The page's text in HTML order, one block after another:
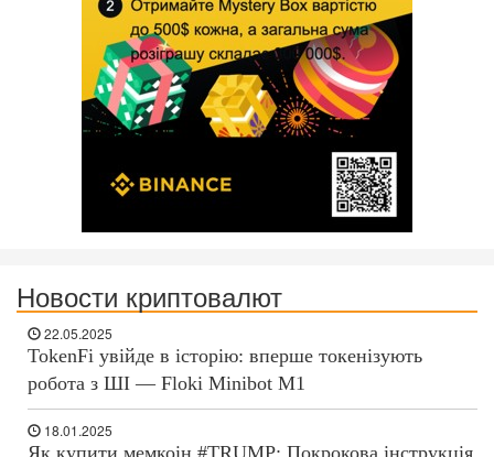
Новости криптовалют
22.05.2025
TokenFi увійде в історію: вперше токенізують
робота з ШІ — Floki Minibot M1
18.01.2025
Як купити мемкоін #TRUMP: Покрокова інструкція